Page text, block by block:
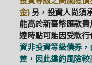
金) 另，投資人尚須
能高於新臺幣匯款費
達時點可能因受款行
資非投資等級債券
差，因此違約風險較